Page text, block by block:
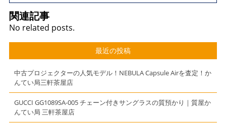
関連記事
No related posts.
最近の投稿
中古プロジェクターの人気モデル！NEBULA Capsule Airを査定！か
んてい局三軒茶屋店
GUCCI GG1089SA-005 チェーン付きサングラスの質預かり｜質屋か
んてい局 三軒茶屋店